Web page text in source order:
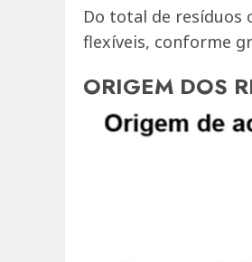
Do total de resíduos
flexíveis, conforme
ORIGEM DOS